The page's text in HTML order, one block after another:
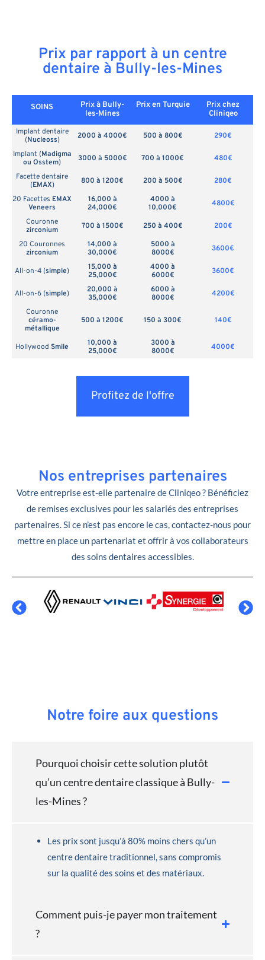
Prix par rapport à un centre
dentaire à Bully-les-Mines
SOINS
Prix à Bully-
les-Mines
Prix en Turquie
Prix chez
Cliniqeo
Implant dentaire
(Nucleoss) 2000 à 4000€ 500 à 800€
290€
Implant (Madigma
ou Osstem) 3000 à 5000€ 700 à 1000€
480€
Facette dentaire
(EMAX) 800 à 1200€ 200 à 500€
280€
20 Facettes EMAX
Veneers
16,000 à
24,000€
4000 à
10,000€
4800€
Couronne
zirconium
700 à 1500€ 250 à 400€
200€
20 Couronnes
zirconium
14,000 à
30,000€
5000 à
8000€
3600€
All-on-4 (simple)
15,000 à
25,000€
4000 à
6000€
3600€
All-on-6 (simple)
20,000 à
35,000€
6000 à
8000€
4200€
Couronne
céramo-
métallique
500 à 1200€ 150 à 300€ 140€
Hollywood Smile
10,000 à
25,000€
3000 à
8000€
4000€
Profitez de l'offre
Nos entreprises partenaires
Votre entreprise est-elle partenaire de Cliniqeo ? Bénéficiez
de remises exclusives pour les salariés des entreprises
partenaires. Si ce n’est pas encore le cas, contactez-nous pour
mettre en place un partenariat et offrir à vos collaborateurs
des soins dentaires accessibles.
Notre foire aux questions
Pourquoi choisir cette solution plutôt
qu’un centre dentaire classique à Bully-
les-Mines ?
Les prix sont jusqu’à 80% moins chers qu’un
centre dentaire traditionnel, sans compromis
sur la qualité des soins et des matériaux.
Comment puis-je payer mon traitement
?